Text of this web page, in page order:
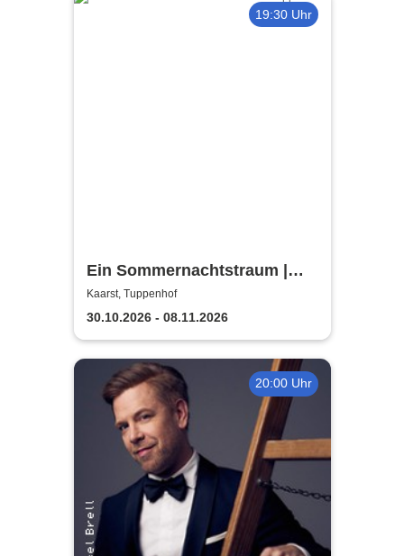
19:30 Uhr
Ein Sommernachtstraum |
Theaterverein Kaarst
Kaarst, Tuppenhof
30.10.2026 - 08.11.2026
20:00 Uhr